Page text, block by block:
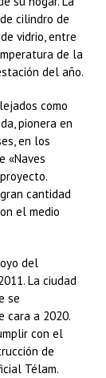
cilindro de
vidrio, entre
de la
del año.
como
pionera en
en los
«Naves
cantidad
el medio
del
La ciudad
se
cara a 2020.
con el
de
Télam.